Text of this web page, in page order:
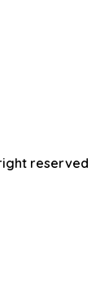
reserved